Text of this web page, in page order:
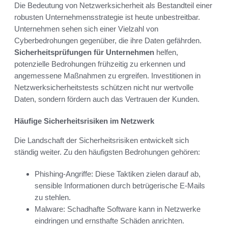
Die Bedeutung von Netzwerksicherheit als Bestandteil einer
robusten Unternehmensstrategie ist heute unbestreitbar.
Unternehmen sehen sich einer Vielzahl von
Cyberbedrohungen gegenüber, die ihre Daten gefährden.
Sicherheitsprüfungen für Unternehmen helfen,
potenzielle Bedrohungen frühzeitig zu erkennen und
angemessene Maßnahmen zu ergreifen. Investitionen in
Netzwerksicherheitstests schützen nicht nur wertvolle
Daten, sondern fördern auch das Vertrauen der Kunden.
Häufige Sicherheitsrisiken im Netzwerk
Die Landschaft der Sicherheitsrisiken entwickelt sich
ständig weiter. Zu den häufigsten Bedrohungen gehören:
Phishing-Angriffe: Diese Taktiken zielen darauf ab,
sensible Informationen durch betrügerische E-Mails
zu stehlen.
Malware: Schadhafte Software kann in Netzwerke
eindringen und ernsthafte Schäden anrichten.